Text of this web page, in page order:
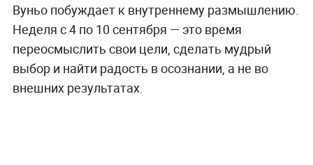
Вуньо побуждает к внутреннему размышлению.
Неделя с 4 по 10 сентября — это время
переосмыслить свои цели, сделать мудрый
выбор и найти радость в осознании, а не во
внешних результатах.